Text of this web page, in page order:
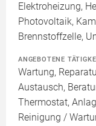
Elektroheizung,
Photovoltaik,
Brennstoffzelle,
ANGEBOTENE
Wartung,
Austausch,
Thermostat,
Reinigung /